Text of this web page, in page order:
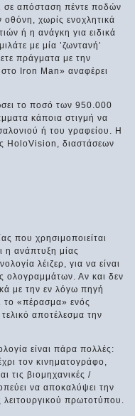
σε απόσταση πέντε ποδών
χωρίς ενοχλητικά
ή η ανάγκη για ειδικά
με μία ʽζωντανήʼ
πράγματα με την
Iron Man» αναφέρει
το ποσό των 950.000
κάποια στιγμή να
ή του γραφείου. Η
HoloVision, διαστάσεων
που χρησιμοποιείται
η ανάπτυξη μίας
λέιζερ, για να είναι
ολογραμμάτων. Αν και δεν
με την εν λόγω πηγή
το «πέρασμα» ενός
αποτέλεσμα την
είναι πάρα πολλές:
τον κινηματογράφο,
τις βιομηχανικές /
να αποκαλύψει την
λειτουργικού πρωτοτύπου.